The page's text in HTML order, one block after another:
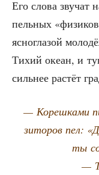
Его сло­ва зву­чат
пель­ных
ясно­гла­зой
Тихий оке­ан, и
силь­нее рас­тёт
— Кореш­ка­ми
зи­то­ров пел:
ты
—